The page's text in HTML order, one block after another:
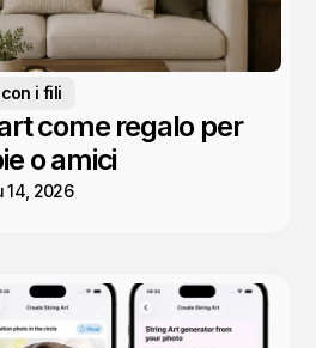
i fili
come regalo per
o amici
14, 2026